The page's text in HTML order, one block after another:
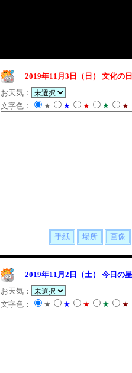
2019年11月3日（日）
文化の
お天気：
文字色：
★ ★ ★ ★ ★
2019年11月2日（土）
今日の
お天気：
文字色：
★ ★ ★ ★ ★